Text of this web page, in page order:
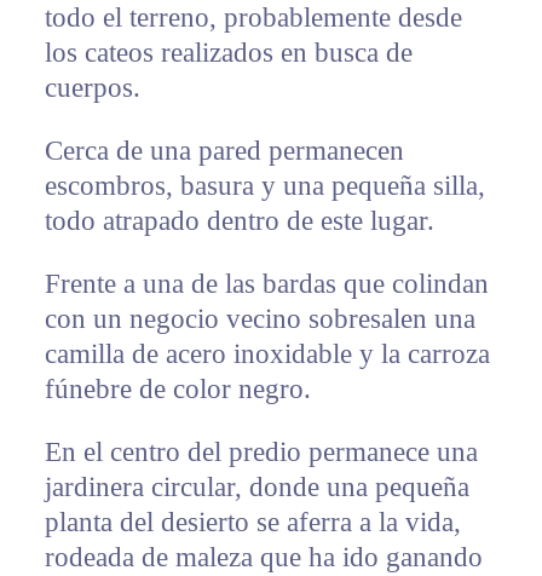
todo el terreno, probablemente desde
los cateos realizados en busca de
cuerpos.
Cerca de una pared permanecen
escombros, basura y una pequeña silla,
todo atrapado dentro de este lugar.
Frente a una de las bardas que colindan
con un negocio vecino sobresalen una
camilla de acero inoxidable y la carroza
fúnebre de color negro.
En el centro del predio permanece una
jardinera circular, donde una pequeña
planta del desierto se aferra a la vida,
rodeada de maleza que ha ido ganando